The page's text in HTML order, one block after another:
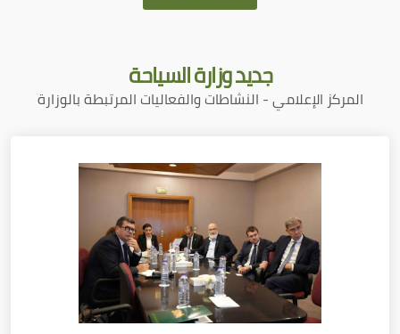
جديدوزارة السياحة
المركز الإعلامي - النشاطات والفعاليات المرتبطة بالوزارة